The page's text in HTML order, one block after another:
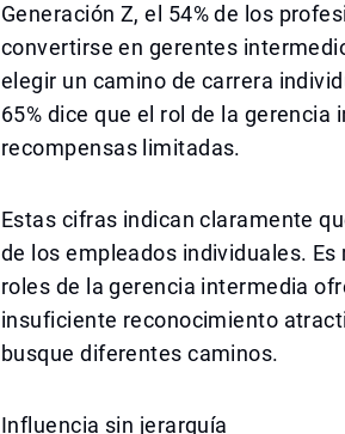
Generación Z, el 54% de los
convertirse en gerentes
elegir un camino de carrera
65% dice que el rol de la
recompensas limitadas.
Estas cifras indican claramente
de los empleados individuales.
roles de la gerencia intermedia
insuficiente reconocimiento
busque diferentes caminos.
Influencia sin jerarquía